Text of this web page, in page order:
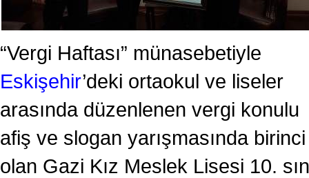
“Vergi Haftası” münasebetiyle
Eskişehir’deki ortaokul ve liseler
arasında düzenlenen vergi konulu
afiş ve slogan yarışmasında birinci
olan Gazi Kız Meslek Lisesi 10.